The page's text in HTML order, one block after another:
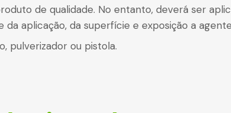
de qualidade. No entanto, deverá ser
aplicação, da superfície e exposição a
pulverizador ou pistola.